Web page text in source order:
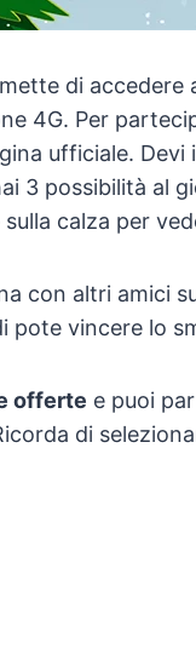
di accedere
4G. Per
ufficiale.
3 possibilità al
calza per
con altri amici
pote vincere lo
offerte e puoi
di